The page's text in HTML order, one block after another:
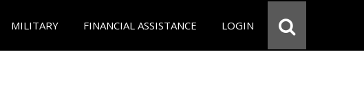
MILITARY FINANCIAL ASSISTANCE LOGIN